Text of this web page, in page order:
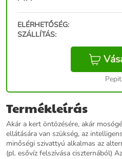
ELÉRHETŐSÉG:
SZÁLLÍTÁS:
Termékleírás
Akár a kert öntözésére, akár
ellátására van szükség, az
minőségi szivattyú alkalmas az
(pl. esővíz felszívása ciszternából)